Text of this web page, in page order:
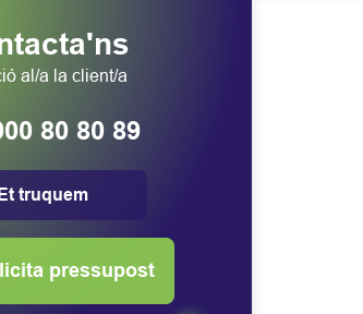
al/a la client/a
80 80 89
Et truquem
pressupost